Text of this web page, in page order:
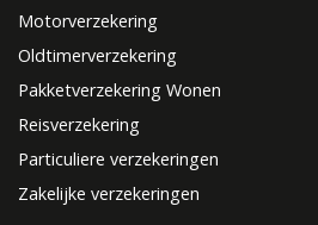
Motorverzekering
Oldtimerverzekering
Pakketverzekering Wonen
Reisverzekering
Particuliere verzekeringen
Zakelijke verzekeringen